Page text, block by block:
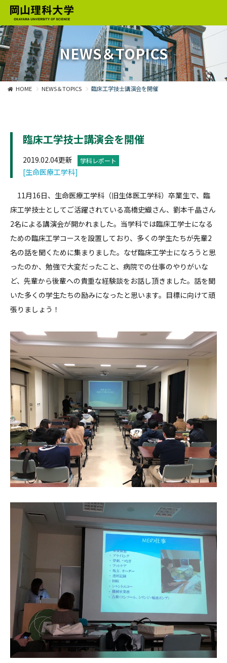
NEWS＆TOPICS
HOME NEWS＆TOPICS 臨床工学技士講演会を開催
臨床工学技士講演会を開催
2019.02.04更新 学科レポート
[生命医療工学科]
11月16日、生命医療工学科（旧生体医工学科）卒業生で、臨
床工学技士としてご活躍されている高橋史織さん、劉本千晶さん
2名による講演会が開かれました。当学科では臨床工学士になる
ための臨床工学コースを設置しており、多くの学生たちが先輩2
名の話を聞くために集まりました。なぜ臨床工学士になろうと思
ったのか、勉強で大変だったこと、病院での仕事のやりがいな
ど、先輩から後輩への貴重な経験談をお話し頂きました。話を聞
いた多くの学生たちの励みになったと思います。目標に向けて頑
張りましょう！